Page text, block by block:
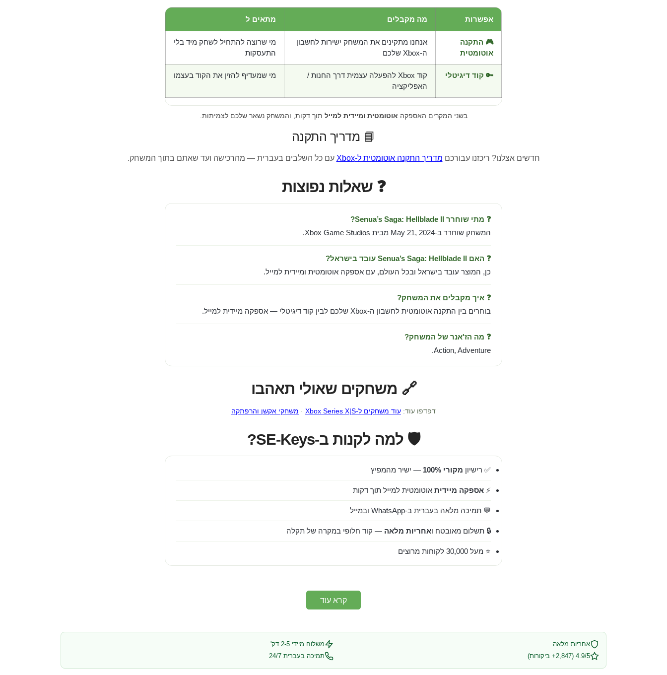
אפשרות מה מקבלים מתאים ל
🎮 התקנה
אוטומטית
אנחנו מתקינים את המשחק ישירות לחשבון
ה-Xbox שלכם
מי שרוצה להתחיל לשחק מיד בלי
התעסקות
🔑 קוד דיגיטלי
קוד Xbox להפעלה עצמית דרך החנות /
האפליקציה
מי שמעדיף להזין את הקוד בעצמו
בשני המקרים האספקה אוטומטית ומיידית למייל תוך דקות, והמשחק נשאר שלכם לצמיתות.
📘 מדריך התקנה
חדשים אצלנו? ריכזנו עבורכם מדריך התקנה אוטומטית ל-Xbox עם כל השלבים בעברית — מהרכישה ועד שאתם בתוך המשחק.
❓ שאלות נפוצות
❓ מתי שוחרר Senua’s Saga: Hellblade II?
המשחק שוחרר ב-May 21, 2024 מבית Xbox Game Studios.
❓ האם Senua’s Saga: Hellblade II עובד בישראל?
כן, המוצר עובד בישראל ובכל העולם, עם אספקה אוטומטית ומיידית למייל.
❓ איך מקבלים את המשחק?
בוחרים בין התקנה אוטומטית לחשבון ה-Xbox שלכם לבין קוד דיגיטלי — אספקה מיידית למייל.
❓ מה הז'אנר של המשחק?
Action, Adventure.
🔗 משחקים שאולי תאהבו
דפדפו עוד: עוד משחקים ל-Xbox Series X|S · משחקי אקשן והרפתקה
🛡️ למה לקנות ב-SE-Keys?
✅ רישיון מקורי 100% — ישיר מהמפיץ
⚡ אספקה מיידית אוטומטית למייל תוך דקות
💬 תמיכה מלאה בעברית ב-WhatsApp ובמייל
🔒 תשלום מאובטח ואחריות מלאה — קוד חלופי במקרה של תקלה
⭐ מעל 30,000 לקוחות מרוצים
קרא עוד
אחריות מלאה
משלוח מיידי 2-5 דק'
4.9/5 (2,847+ ביקורות)
תמיכה בעברית 24/7